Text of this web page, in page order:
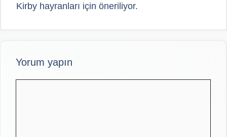
Kirby hayranları için öneriliyor.
Yorum yapın